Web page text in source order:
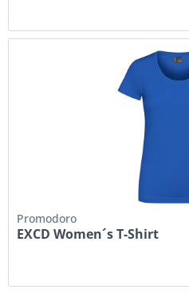
Promodoro
EXCD Women´s T-Shirt